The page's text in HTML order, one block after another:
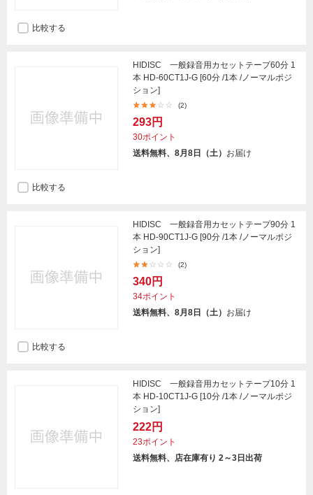
比較する
HIDISC 一般録音用カセットテープ60分 1
本 HD-60CT1J-G [60分 /1本 /ノーマルポジ
ション]
(2)
293円
30ポイント
送料無料、8月8日（土） お届け
比較する
HIDISC 一般録音用カセットテープ90分 1
本 HD-90CT1J-G [90分 /1本 /ノーマルポジ
ション]
(2)
340円
34ポイント
送料無料、8月8日（土） お届け
比較する
HIDISC 一般録音用カセットテープ10分 1
本 HD-10CT1J-G [10分 /1本 /ノーマルポジ
ション]
222円
23ポイント
送料無料、店在庫有り 2～3日出荷